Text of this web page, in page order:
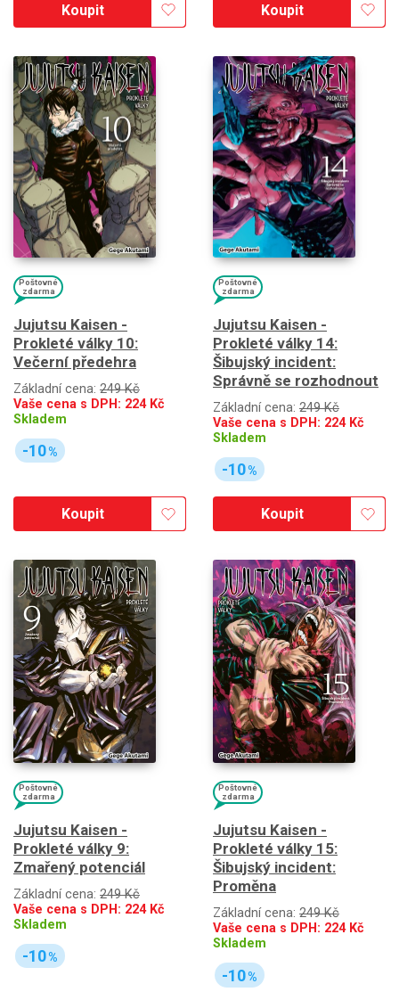
Koupit Koupit
Poštovné
zdarma
Jujutsu Kaisen -
Prokleté války 10:
Večerní předehra
Základní cena: 249 Kč
Vaše cena s DPH: 224Kč
Skladem
-10%
Koupit
Poštovné
zdarma
Jujutsu Kaisen -
Prokleté války 14:
Šibujský incident:
Správně se rozhodnout
Základní cena: 249 Kč
Vaše cena s DPH: 224Kč
Skladem
-10%
Koupit
Poštovné
zdarma
Jujutsu Kaisen -
Prokleté války 9:
Zmařený potenciál
Základní cena: 249 Kč
Vaše cena s DPH: 224Kč
Skladem
-10%
Poštovné
zdarma
Jujutsu Kaisen -
Prokleté války 15:
Šibujský incident:
Proměna
Základní cena: 249 Kč
Vaše cena s DPH: 224Kč
Skladem
-10%